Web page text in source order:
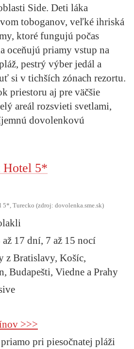
Side. Deti láka
toboganov, veľké ihriská
ktoré fungujú počas
oceňujú priamy vstup na
pestrý výber jedál a
si v tichších zónach rezortu.
priestoru aj pre väčšie
areál rozsvieti svetlami,
dovolenkovú
Hotel 5*
5*, Turecko (zdroj: dovolenka.sme.sk)
až 17 dní, 7 až 15 nocí
z Bratislavy, Košíc,
Budapešti, Viedne a Prahy
>>>
pri piesočnatej pláži